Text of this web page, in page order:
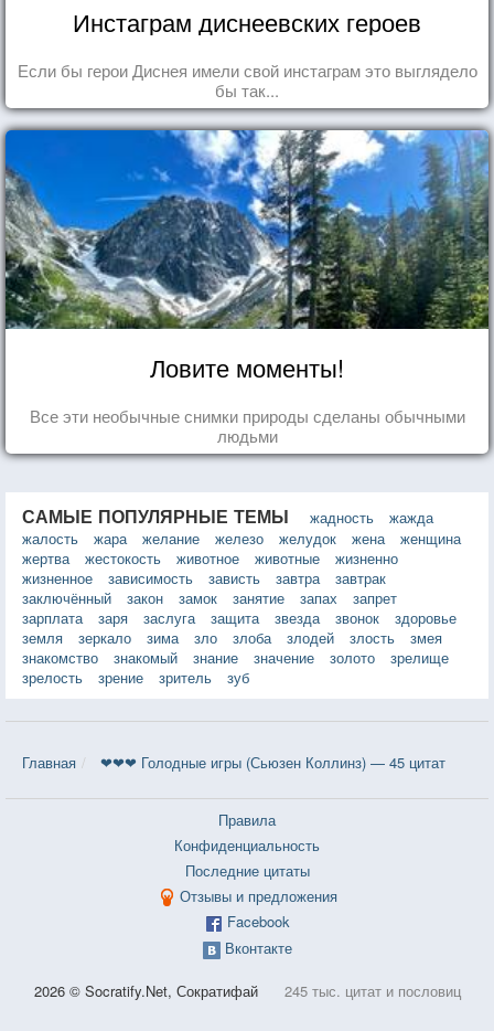
Инстаграм диснеевских героев
Если бы герои Диснея имели свой инстаграм это выглядело
бы так...
Ловите моменты!
Все эти необычные снимки природы сделаны обычными
людьми
САМЫЕ ПОПУЛЯРНЫЕ ТЕМЫ жадность
жажда
жалость
жара желание железо желудок жена
женщина
жертва
жестокость животное животные
жизненно
жизненное
зависимость зависть завтра
завтрак
заключённый
закон замок занятие запах
запрет
зарплата
заря заслуга защита звезда звонок
здоровье
земля
зеркало зима зло злоба злодей злость
змея
знакомство
знакомый знание значение золото
зрелище
зрелость
зрение зритель зуб
Главная ❤❤❤ Голодные игры (Сьюзен Коллинз) — 45 цитат
Правила
Конфиденциальность
Последние цитаты
Отзывы и предложения
Facebook
Вконтакте
2026 © Socratify.Net, Сократифай 245 тыс. цитат и пословиц